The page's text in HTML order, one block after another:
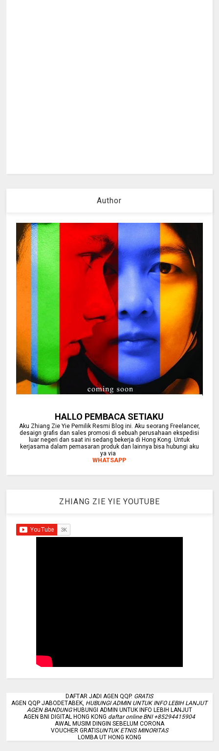
Author
HALLO PEMBACA SETIAKU
Aku Zhiang Zie Yie Pemilik Resmi Blog ini. Aku seorang Freelancer,
desaign grafis dan sales promosi di sebuah perusahaan ekspedisi
luar negeri dan saat ini sedang bekerja di Hong Kong. Untuk
kerjasama dalam pemasaran produk dan lainnya bisa hubungi aku
ya via
WHATSAPP
ZHIANG ZIE YIE YOUTUBE
DAFTAR JADI AGEN QQP. GRATIS
AGEN QQP JABODETABEK, HUBUNGI ADMIN UNTUK INFO LEBIH LANJUT
AGEN BANDUNGHUBUNGI ADMIN UNTUK INFO LEBIH LANJUT
AGEN BNI DIGITAL HONG KONG daftar online BNI +85294415904
AWAL MUSIM DINGIN SEBELUM CORONA
VOUCHER GRATISUNTUK ETNIS MINORITAS
LOMBA UT HONG KONG